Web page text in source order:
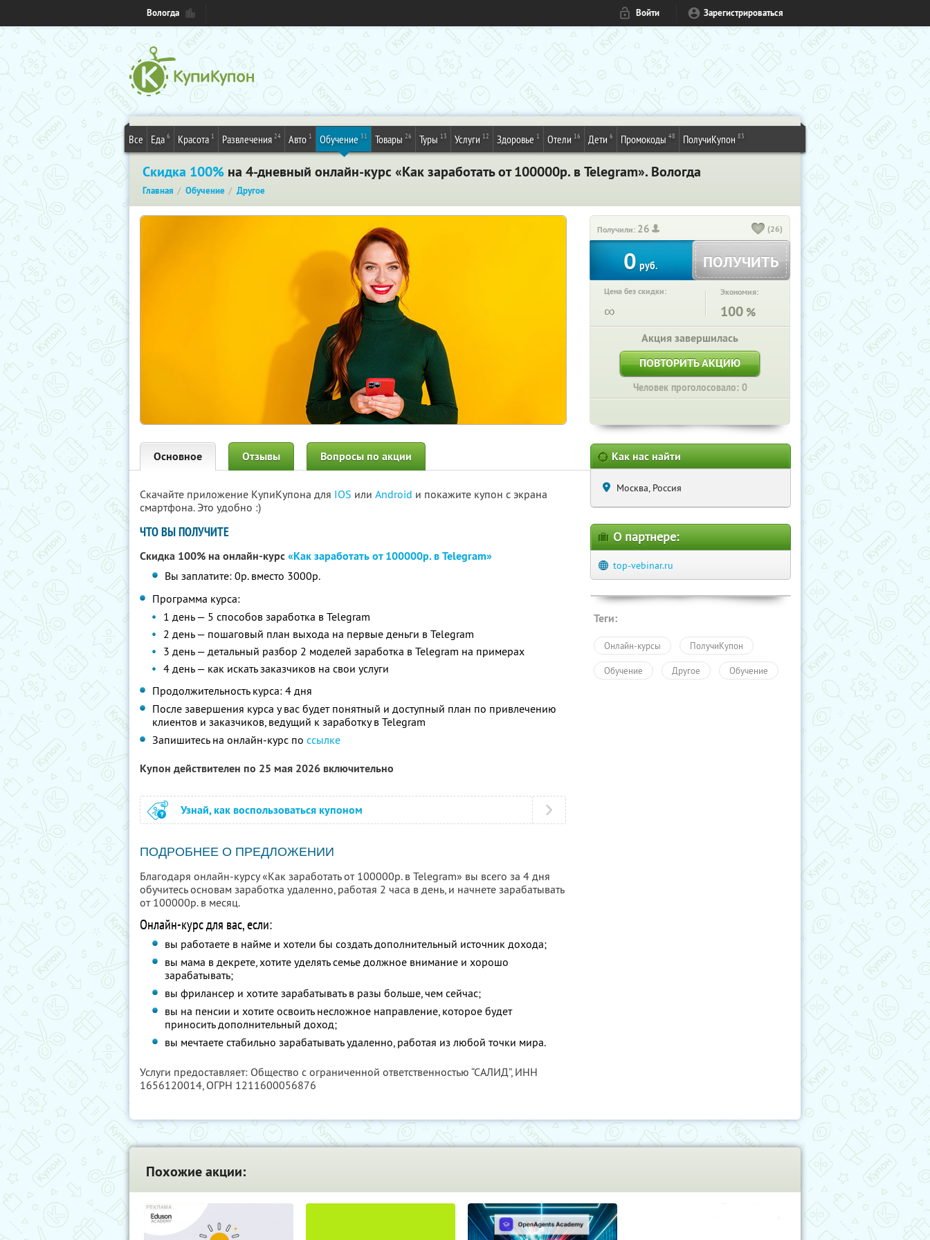
Вологда Войти Зарегистрироваться
Все Еда 6 Красота 1 Развлечения 24 Авто 1 Обучение 31 Товары 26 Туры 13 Услуги 12 Здоровье 1 Отели 16 Дети 6 Промокоды 48 ПолучиКупон 83
Скидка 100% на 4-дневный онлайн-курс «Как заработать от 100000р. в Telegram». Вологда
Главная Обучение Другое
Получили: 26 (26)
0 руб. ПОЛУЧИТЬ
Цена без скидки:
∞
Экономия:
100 %
Акция завершилась
ПОВТОРИТЬ АКЦИЮ
Человек проголосовало: 0
Основное Отзывы Вопросы по акции
Скачайте приложение КупиКупона для IOS или Android и покажите купон с экрана
смартфона. Это удобно :)
ЧТО ВЫ ПОЛУЧИТЕ
Скидка 100% на онлайн-курс«Как заработать от 100000р. в Telegram»
Вы заплатите: 0р. вместо 3000р.
Программа курса:
1 день — 5 способов заработка в Telegram
2 день — пошаговый план выхода на первые деньги в Telegram
3 день — детальный разбор 2 моделей заработка в Telegram на примерах
4 день — как искать заказчиков на свои услуги
Продолжительность курса: 4 дня
После завершения курса у вас будет понятный и доступный план по привлечению
клиентов и заказчиков, ведущий к заработку в Telegram
Запишитесь на онлайн-курс по ссылке
Купон действителен по 25 мая 2026 включительно
Узнай, как воспользоваться купоном
ПОДРОБНЕЕ О ПРЕДЛОЖЕНИИ
Благодаря онлайн-курсу «Как заработать от 100000р. в Telegram» вы всего за 4 дня
обучитесь основам заработка удаленно, работая 2 часа в день, и начнете зарабатывать
от 100000р. в месяц.
Онлайн-курс для вас, если:
вы работаете в найме и хотели бы создать дополнительный источник дохода;
вы мама в декрете, хотите уделять семье должное внимание и хорошо
зарабатывать;
вы фрилансер и хотите зарабатывать в разы больше, чем сейчас;
вы на пенсии и хотите освоить несложное направление, которое будет
приносить дополнительный доход;
вы мечтаете стабильно зарабатывать удаленно, работая из любой точки мира.
Услуги предоставляет: Общество с ограниченной ответственностью “САЛИД”, ИНН
1656120014, ОГРН 1211600056876
Как нас найти
Москва, Россия
О партнере:
top-vebinar.ru
Теги:
Онлайн-курсы ПолучиКупон
Обучение Другое Обучение
Похожие акции: